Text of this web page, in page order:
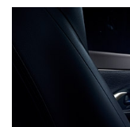
BATTERIJ-ELEKTRISCH
Connected check
Navigatie updates